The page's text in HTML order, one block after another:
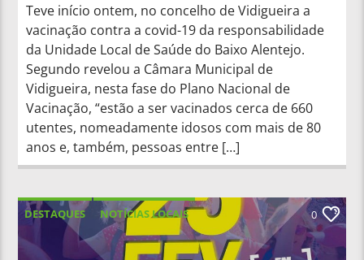
Teve início ontem, no concelho de Vidigueira a
vacinação contra a covid-19 da responsabilidade
da Unidade Local de Saúde do Baixo Alentejo.
Segundo revelou a Câmara Municipal de
Vidigueira, nesta fase do Plano Nacional de
Vacinação, “estão a ser vacinados cerca de 660
utentes, nomeadamente idosos com mais de 80
anos e, também, pessoas entre […]
DESTAQUES
NOTÍCIAS LOCAIS
NOTÍCIAS NACIONAIS
0